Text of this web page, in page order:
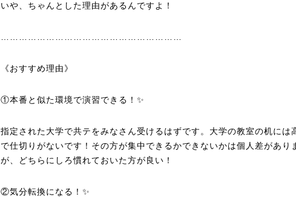
いや、ちゃんとした理由があるんですよ！
《おすすめ理由》
①本番と似た環境で演習できる！✨
指定された大学で共テをみなさん受けるはずです。大学の教室の机には
で仕切りがないです！その方が集中できるかできないかは個人差があり
が、どちらにしろ慣れておいた方が良い！
②気分転換になる！✨